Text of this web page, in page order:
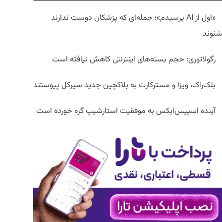
«اول از AI پرسیدم»؛ جمله‌ای که پزشکان دوست ندارند
رگولاتوری: حجم بسته‌های اینترنتی کاهش نیافته است
بلک‌راک، ویزا و مسترکارت به بلاکچین جدید سیرکل پیوستند
آینده اسپیس‌ایکس به موفقیت استارشیپ گره خورده است